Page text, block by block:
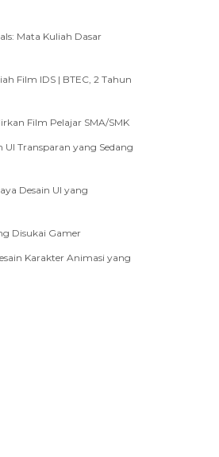
Mata Kuliah Dasar
Film IDS | BTEC, 2 Tahun
Film Pelajar SMA/SMK
UI Transparan yang Sedang
Desain UI yang
Disukai Gamer
Karakter Animasi yang